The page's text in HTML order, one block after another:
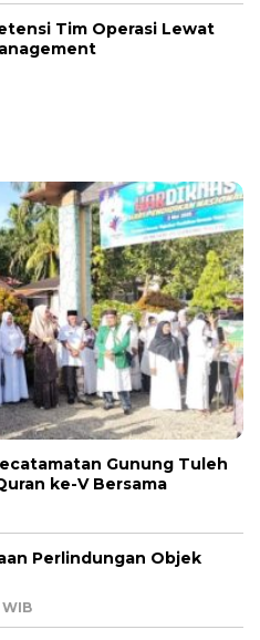
Tim Operasi Lewat
Gunung Tuleh
ke-V Bersama
Perlindungan Objek